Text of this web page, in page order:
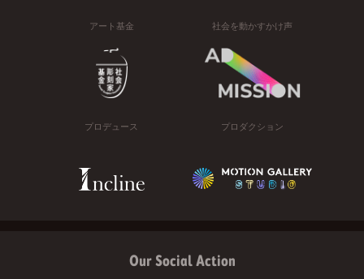
アート基金 社会を動かすかけ声
プロデュース プロダクション
Our Social Action